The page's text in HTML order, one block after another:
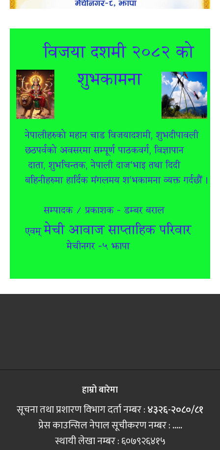
हाम्रो बारेमा
सूचना तथा प्रशारण विभाग दर्ता नम्बर :४३२६-२०८०/८१
प्रेस काउन्सिल नेपाल सूचीकरण नम्बर :.....
स्थायी लेखा नम्बर : ६०७९२६४१५